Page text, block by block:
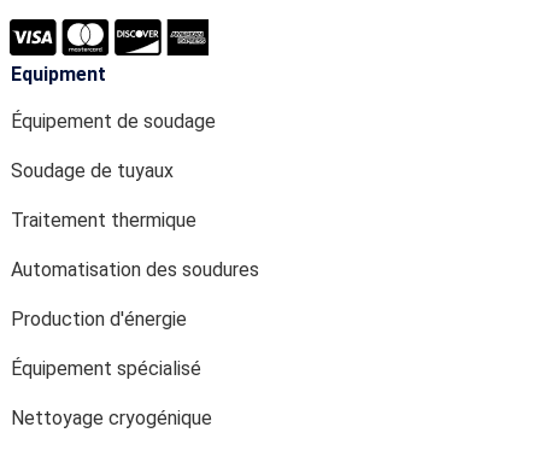
Equipment
Équipement de soudage
Soudage de tuyaux
Traitement thermique
Automatisation des soudures
Production d'énergie
Équipement spécialisé
Nettoyage cryogénique